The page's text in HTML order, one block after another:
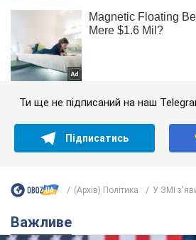
Ти ще не підписаний на наш
Підписатись
(Архів) Політика У ЗМІ
Важливе